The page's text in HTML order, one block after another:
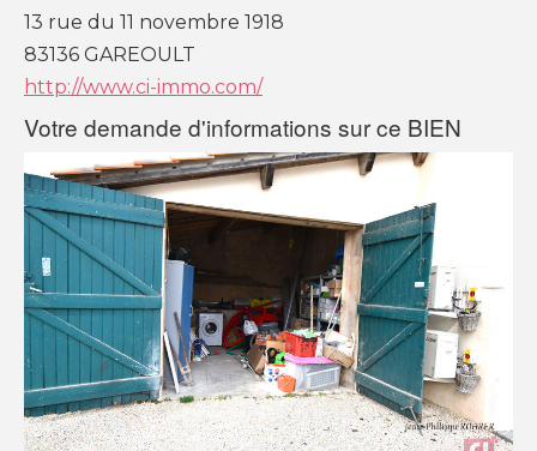
13 rue du 11 novembre 1918
83136 GAREOULT
http://www.ci-immo.com/
Votre demande d'informations sur ce BIEN
L'agence
Nos collaborateurs
Devenez mandataires
Mentions légales
Politique de confidentialités
NOS THÉMATIQUES
Bienvenue
Acheter
Vendre
Estimer
Louer